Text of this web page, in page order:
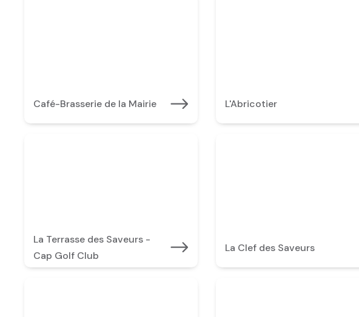
Café-Brasserie de la Mairie L'Abricotier
La Terrasse des Saveurs -
Cap Golf Club
La Clef des Saveurs